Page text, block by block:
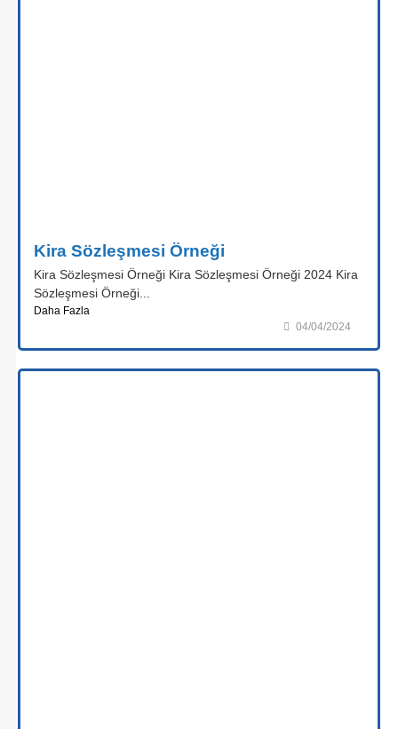
Kira Sözleşmesi Örneği
Kira Sözleşmesi Örneği Kira Sözleşmesi Örneği 2024 Kira
Sözleşmesi Örneği...
Daha Fazla
04/04/2024